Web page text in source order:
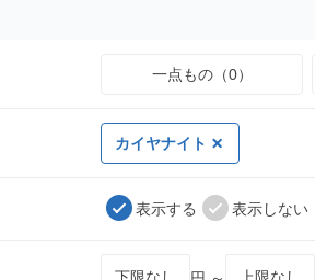
一点もの（0）
カイヤナイト
表示する 表示しない